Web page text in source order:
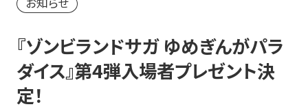
『ゾンビランドサガ ゆめぎんがパラ
ダイス』第4弾入場者プレゼント決
定！